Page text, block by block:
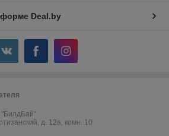
Deal.by
д. 12а, комн. 10